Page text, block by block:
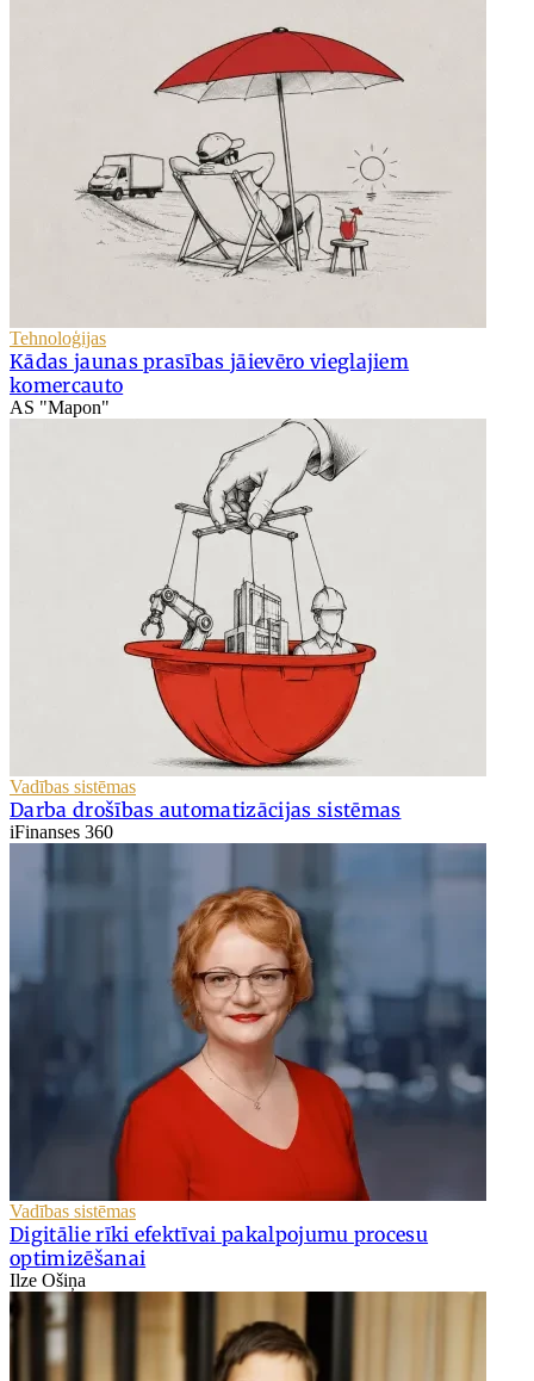
Tehnoloģijas
Kādas jaunas prasības jāievēro vieglajiem
komercauto
AS "Mapon"
Vadības sistēmas
Darba drošības automatizācijas sistēmas
iFinanses 360
Vadības sistēmas
Digitālie rīki efektīvai pakalpojumu procesu
optimizēšanai
Ilze Ošiņa